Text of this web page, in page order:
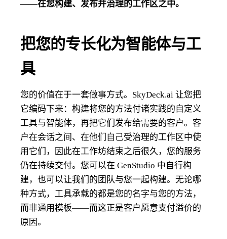
——在您构建、发布并治理的工作区之中。
把您的专长化为智能体与工
具
您的价值在于一套做事方式。SkyDeck.ai 让您把
它编码下来：构建将您的方法付诸实践的自定义
工具与智能体，再把它们发布给需要的客户。客
户在会话之间、在他们自己受治理的工作区中使
用它们，因此在工作坊结束之后很久，您的服务
仍在持续交付。您可以在 GenStudio 中自行构
建，也可以让我们的团队与您一起构建。无论哪
种方式，工具承载的都是您的名字与您的方法，
而非通用模板——而这正是客户愿意支付溢价的
原因。